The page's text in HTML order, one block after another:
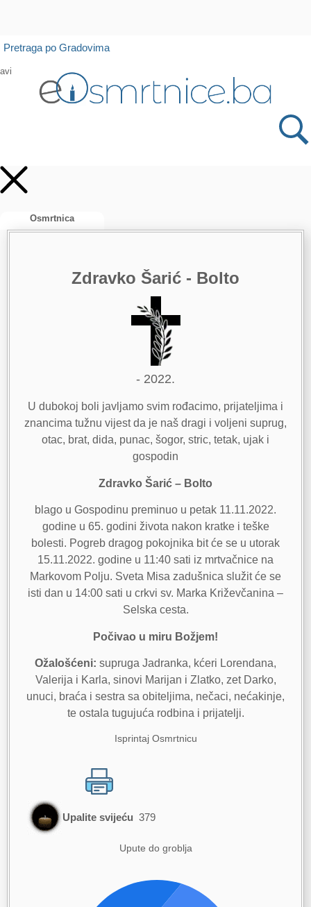
Otvori
Pretraga po Gradovima
Osmrtnica
Zdravko Šarić - Bolto
- 2022.
U dubokoj boli javljamo svim rođacimo, prijateljima i
znancima tužnu vijest da je naš dragi i voljeni suprug,
otac, brat, dida, punac, šogor, stric, tetak, ujak i
gospodin
Zdravko Šarić – Bolto
blago u Gospodinu preminuo u petak 11.11.2022.
godine u 65. godini života nakon kratke i teške
bolesti. Pogreb dragog pokojnika bit će se u utorak
15.11.2022. godine u 11:40 sati iz mrtvačnice na
Markovom Polju. Sveta Misa zadušnica služit će se
isti dan u 14:00 sati u crkvi sv. Marka Križevčanina –
Selska cesta.
Počivao u miru Božjem!
Ožalošćeni: supruga Jadranka, kćeri Lorendana,
Valerija i Karla, sinovi Marijan i Zlatko, zet Darko,
unuci, braća i sestra sa obiteljima, nečaci, nećakinje,
te ostala tugujuća rodbina i prijatelji.
Isprintaj Osmrtnicu
Upalite svijeću 379
Upute do groblja